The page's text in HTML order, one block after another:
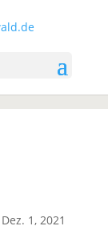
Dez. 1, 2021